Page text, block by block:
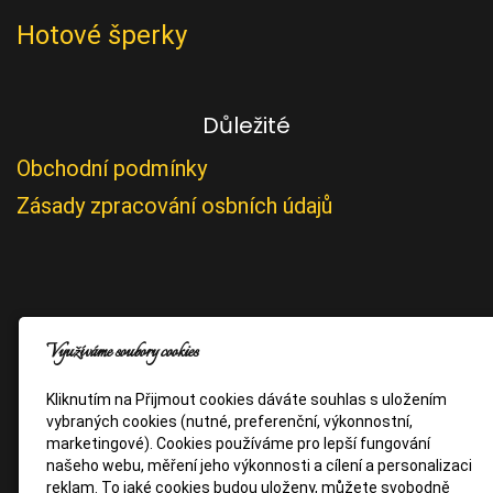
Hotové šperky
Důležité
Obchodní podmínky
Zásady zpracování osbních údajů
Využíváme soubory cookies
Kliknutím na Přijmout cookies dáváte souhlas s uložením
vybraných cookies (nutné, preferenční, výkonnostní,
marketingové). Cookies používáme pro lepší fungování
našeho webu, měření jeho výkonnosti a cílení a personalizaci
reklam. To jaké cookies budou uloženy, můžete svobodně